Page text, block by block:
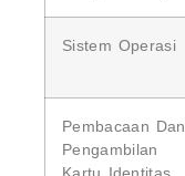
Sistem Operasi
Pembacaan Dan
Pengambilan
Kartu Identitas